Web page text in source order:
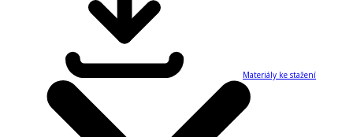
Materiály ke stažení